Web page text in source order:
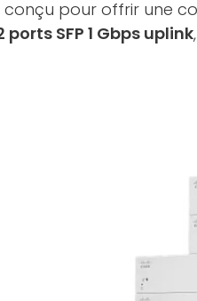
conçu pour offrir une
ports SFP 1 Gbps uplink